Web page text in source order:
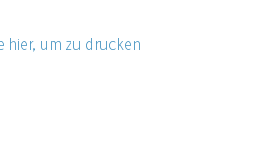
hier, um zu drucken